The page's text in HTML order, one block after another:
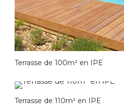
Terrasse de 100m² en IPE
Terrasse de 110m² en IPE